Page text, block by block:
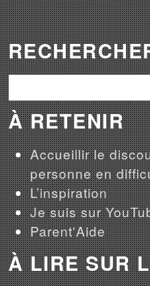
À RETENIR
Accueillir le
personne en
L’inspiration
Je suis sur
Parent'Aide
À LIRE SUR